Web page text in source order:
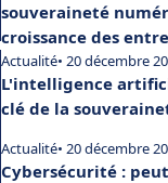
souveraineté
croissance des
Actualité• 20 décembre
L'intelligence
clé de la
Actualité• 20 décembre
Cybersécurité :